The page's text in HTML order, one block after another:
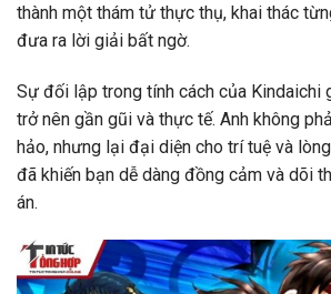
thành một thám tử thực thụ, khai thác
đưa ra lời giải bất ngờ.
Sự đối lập trong tính cách của Kindaichi
trở nên gần gũi và thực tế. Anh không
hảo, nhưng lại đại diện cho trí tuệ và
đã khiến bạn dễ dàng đồng cảm và dõi
án.